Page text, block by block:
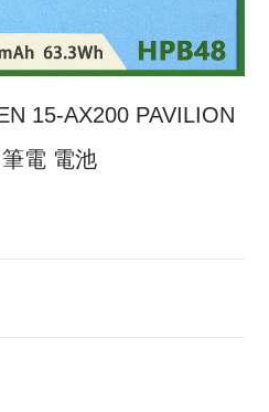
15-AX200 PAVILION
電 電池